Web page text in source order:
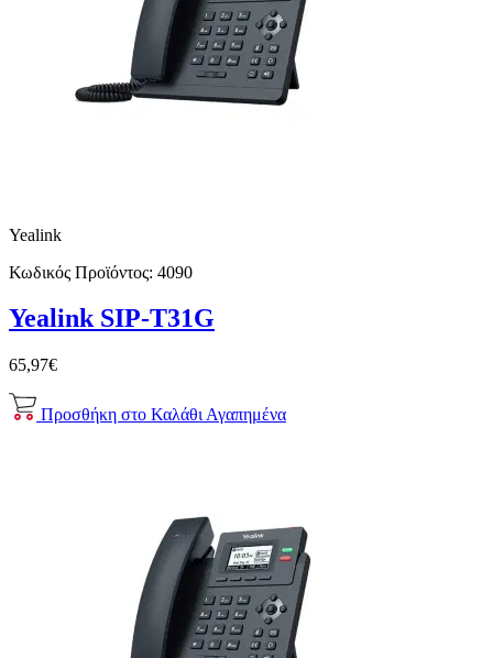
Yealink
Κωδικός Προϊόντος: 4090
Yealink SIP-T31G
65,97€
Προσθήκη στο Καλάθι Αγαπημένα